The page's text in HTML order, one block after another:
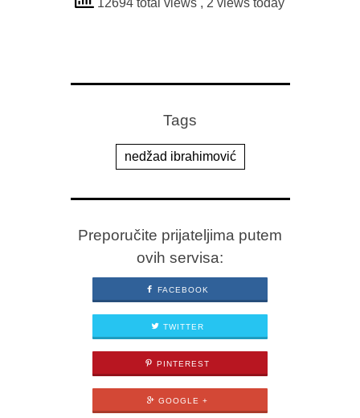
Tags
nedžad ibrahimović
Preporučite prijateljima putem
ovih servisa:
FACEBOOK
TWITTER
PINTEREST
GOOGLE +